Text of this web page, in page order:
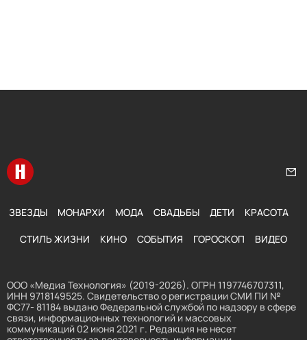
Перейти на главную
ЗВЕЗДЫ МОНАРХИ МОДА СВАДЬБЫ ДЕТИ КРАСОТА
СТИЛЬ ЖИЗНИ КИНО СОБЫТИЯ ГОРОСКОП ВИДЕО
ООО «Медиа Технология» (2019-2026). ОГРН 1197746707311,
ИНН 9718149525. Свидетельство о регистрации СМИ ПИ №
ФС77- 81184 выдано Федеральной службой по надзору в сфере
связи, информационных технологий и массовых
коммуникаций 02 июня 2021 г. Редакция не несет